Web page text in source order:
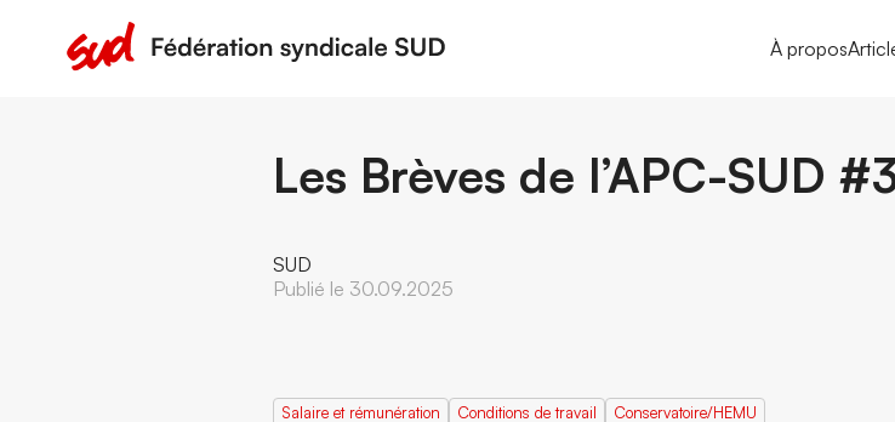
À propos
Les Brèves de l’APC-SUD
SUD
Publié le 30.09.2025
Salaire et rémunération Conditions de travail Conservatoire/HEMU